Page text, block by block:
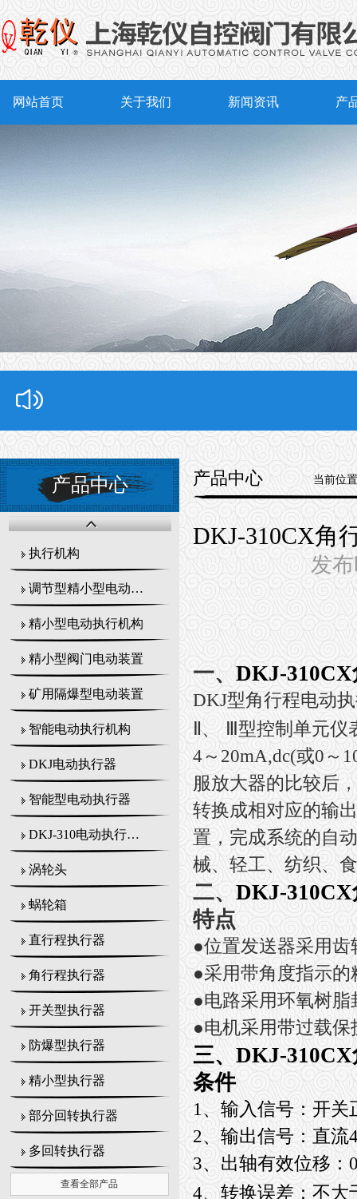
网站首页 关于我们 新闻资讯 产
产品中心
执行机构
调节型精小型电动执行器
精小型电动执行机构
精小型阀门电动装置
矿用隔爆型电动装置
智能电动执行机构
DKJ电动执行器
智能型电动执行器
DKJ-310电动执行机构
涡轮头
蜗轮箱
直行程执行器
角行程执行器
开关型执行器
防爆型执行器
精小型执行器
部分回转执行器
多回转执行器
查看全部产品
产品中心 当前位
DKJ-310CX角
发
一、DKJ-310CX
DKJ型角行程电动
Ⅱ、
型控制单元仪
4～ 20mA,dc(或0～
服放大器的比较后
转换成相对应的输
置，完成系统的自
械、轻工、纺织、
二、DKJ-310CX
特点
●位置发送器采用
●采用带角度指示
●电路采用环氧树
●电机采用带过载
三、 DKJ-310CX
条件
1、输入信号：开关
2、输出信号：直流
3、出轴有效位移：
4、转换误差：不大